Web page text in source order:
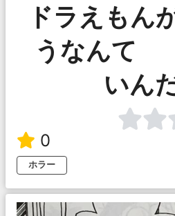
ドラえもん
うなんて
いん
0
ホラー